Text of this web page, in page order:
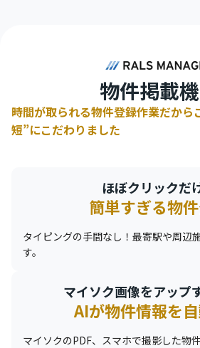
物件掲載
時間が取られる物件登録作業だから
短”にこだわりました
ほぼクリックだ
簡単すぎる物
タイピングの手間なし！最寄駅や周辺
す。
マイソク画像をアップ
AIが物件情報を
マイソクのPDF、スマホで撮影した物